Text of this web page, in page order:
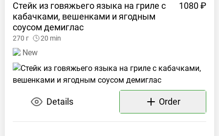
Стейк из говяжьего языка на гриле с
кабачками, вешенками и ягодным
соусом демиглас
1080 ₽
270 г 20 min
New
Details Order